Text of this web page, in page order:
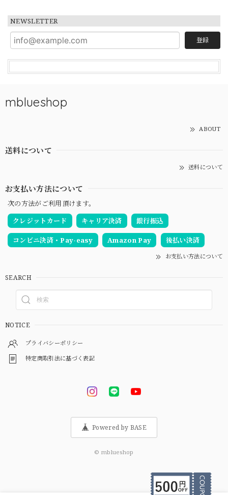
NEWSLETTER
登録
mblueshop
ABOUT
送料について
送料について
お支払い方法について
次の方法がご利用頂けます。
クレジットカード
キャリア決済 銀行振込
コンビニ決済・Pay-easy Amazon Pay 後払い決済
お支払い方法について
SEARCH
NOTICE
プライバシーポリシー
特定商取引法に基づく表記
Powered by BASE
© mblueshop